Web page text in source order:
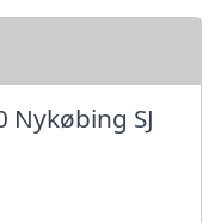
Nykøbing SJ